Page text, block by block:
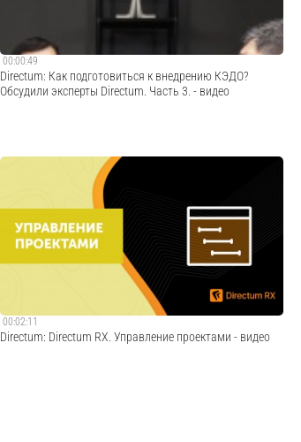
Cмотреть видео
00:00:49
Directum: Как подготовиться к внедрению КЭДО?
Обсудили эксперты Directum. Часть 3. - видео
Почему при внедрении системы кадрового электронного
документооборота нельзя просто сказать вендору
"Делайте, все должно работать"? Успешная
цифровизация процессов требует от заказчика активной
вовлеченности и своевременного информирования с...
Cмотреть видео
00:02:11
Directum: Directum RX. Управление проектами - видео